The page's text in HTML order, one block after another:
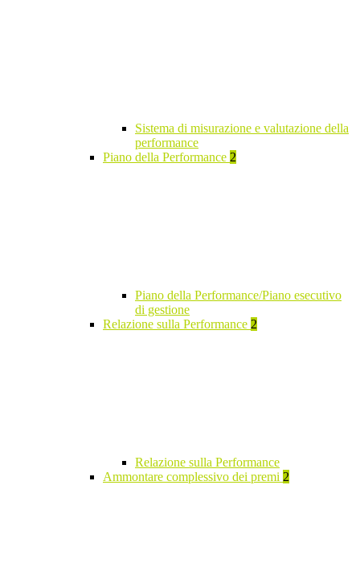
Sistema di misurazione e valutazione della
performance
Piano della Performance 2
Piano della Performance/Piano esecutivo
di gestione
Relazione sulla Performance 2
Relazione sulla Performance
Ammontare complessivo dei premi 2